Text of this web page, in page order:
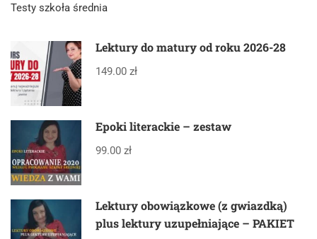
Testy szkoła średnia
Lektury do matury od roku 2026-28
149.00 zł
Epoki literackie – zestaw
99.00 zł
Lektury obowiązkowe (z gwiazdką)
plus lektury uzupełniające – PAKIET